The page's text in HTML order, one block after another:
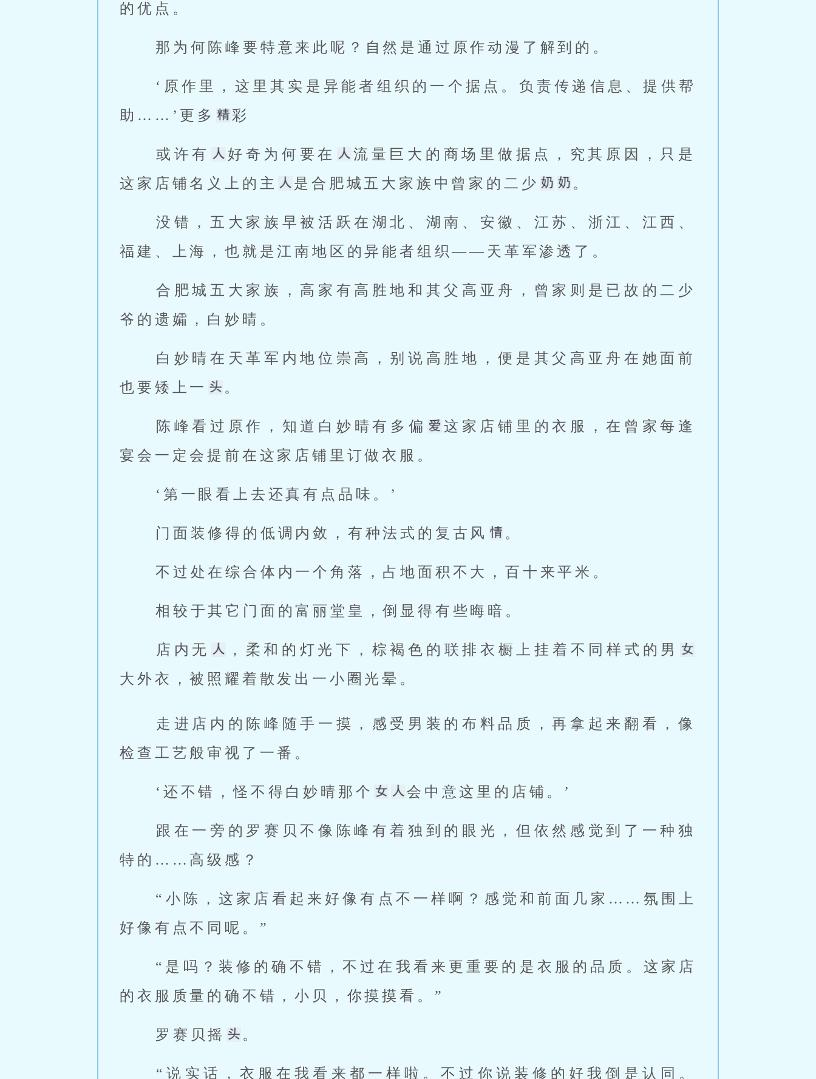
的优点。
那为何陈峰要特意来此呢？自然是通过原作动漫了解到的。
助……’更多
彩
或许有 好奇为何要在
流量巨大的商场里做据点，究其原因，只是
这家店铺名义上的主
是合肥城五大家族中曾家的二少 。
福建、上海，也就是江南地区的异能者组织——天革军渗透了。
爷的遗孀，白妙晴。
也要矮上一
。
陈峰看过原作，知道白妙晴有多偏
这家店铺里的衣服，在曾家每逢
宴会一定会提前在这家店铺里订做衣服。
‘第一眼看上去还真有点品味。’
门面装修得的低调内敛，有种法式的复古风 。
不过处在综合体内一个角落，占地面积不大，百十来平米。
相较于其它门面的富丽堂皇，倒显得有些晦暗。
店内无
，柔和的灯光下，棕褐色的联排衣橱上挂着不同样式的男
大外衣，被照耀着散发出一小圈光晕。
检查工艺般审视了一番。
‘还不错，怪不得白妙晴那个 会中意这里的店铺。’
特的……高级感？
好像有点不同呢。”
的衣服质量的确不错，小贝，你摸摸看。”
罗赛贝摇 。